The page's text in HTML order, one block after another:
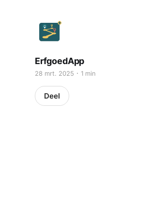
ErfgoedApp
28 mrt. 2025 1 min
Deel